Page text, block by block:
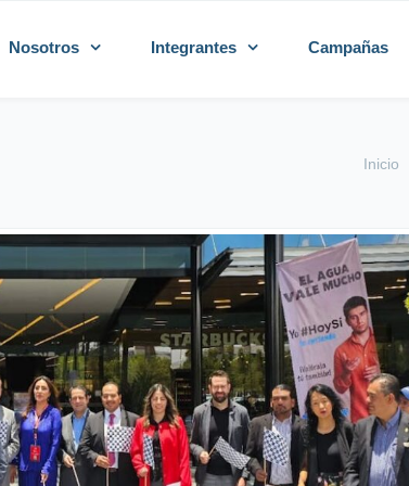
Nosotros Integrantes Campañas
Inicio